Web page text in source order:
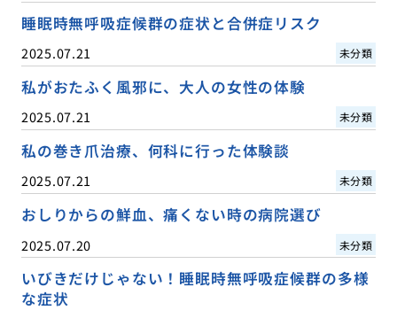
睡眠時無呼吸症候群の症状と合併症リスク
2025.07.21 未分類
私がおたふく風邪に、大人の女性の体験
2025.07.21 未分類
私の巻き爪治療、何科に行った体験談
2025.07.21 未分類
おしりからの鮮血、痛くない時の病院選び
2025.07.20 未分類
いびきだけじゃない！睡眠時無呼吸症候群の多様
な症状